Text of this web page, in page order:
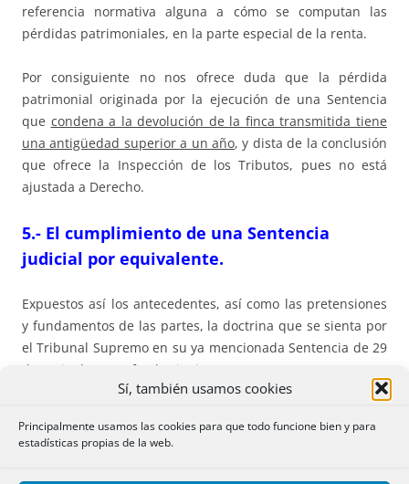
Sí, también usamos cookies
Principalmente usamos las cookies para que todo funcione bien y para
estadísticas propias de la web.
referencia normativa alguna a cómo se computan las
pérdidas patrimoniales, en la parte especial de la renta.
Por consiguiente no nos ofrece duda que la pérdida
patrimonial originada por la ejecución de una Sentencia
que condena a la devolución de la finca transmitida tiene
una antigüedad superior a un año, y dista de la conclusión
que ofrece la Inspección de los Tributos, pues no está
ajustada a Derecho.
5.- El cumplimiento de una Sentencia
judicial por equivalente.
Expuestos así los antecedentes, así como las pretensiones
y fundamentos de las partes, la doctrina que se sienta por
el Tribunal Supremo en su ya mencionada Sentencia de 29
de Junio de 2022, fue la siguiente:
de la integración y compensación de rentas, una vez
restitución in natura de una finca, la devolución monetaria,